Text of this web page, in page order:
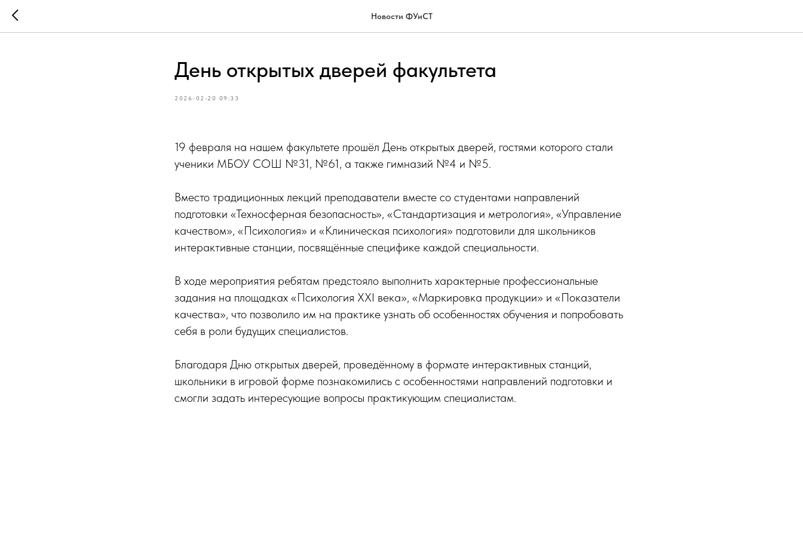
Новости ФУиСТ
День открытых дверей факультета
2026-02-20 09:33
19 февраля на нашем факультете прошёл День открытых дверей, гостями которого стали
ученики МБОУ СОШ №31, №61, а также гимназий №4 и №5.
Вместо традиционных лекций преподаватели вместе со студентами направлений
подготовки «Техносферная безопасность», «Стандартизация и метрология», «Управление
качеством», «Психология» и «Клиническая психология» подготовили для школьников
интерактивные станции, посвящённые специфике каждой специальности.
В ходе мероприятия ребятам предстояло выполнить характерные профессиональные
задания на площадках «Психология XXI века», «Маркировка продукции» и «Показатели
качества», что позволило им на практике узнать об особенностях обучения и попробовать
себя в роли будущих специалистов.
Благодаря Дню открытых дверей, проведённому в формате интерактивных станций,
школьники в игровой форме познакомились с особенностями направлений подготовки и
смогли задать интересующие вопросы практикующим специалистам.